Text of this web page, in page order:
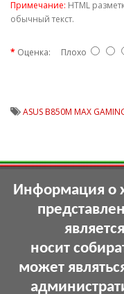
Примечание: HTML
обычный текст.
Оценка: Плохо
ASUS B850M MAX
Информация о
носит
может